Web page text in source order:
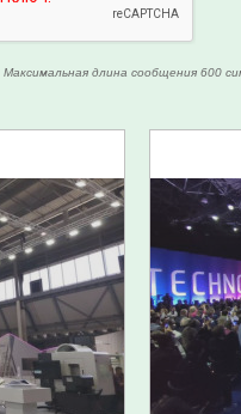
Максимальная длина сообщения 600